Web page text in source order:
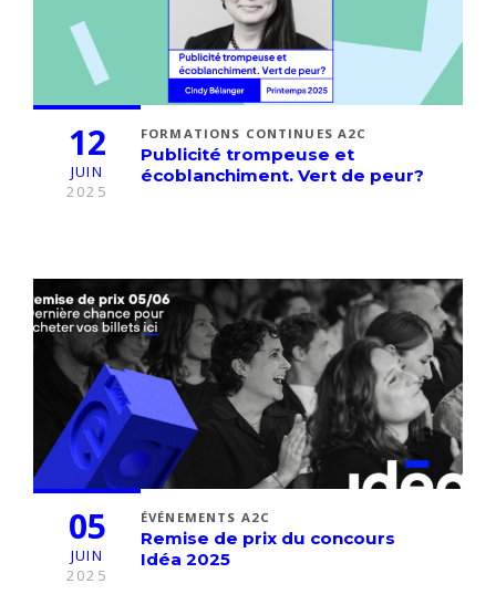
12
JUIN
2025
FORMATIONS CONTINUES A2C
Publicité trompeuse et
écoblanchiment. Vert de peur?
05
JUIN
2025
ÉVÉNEMENTS A2C
Remise de prix du concours
Idéa 2025